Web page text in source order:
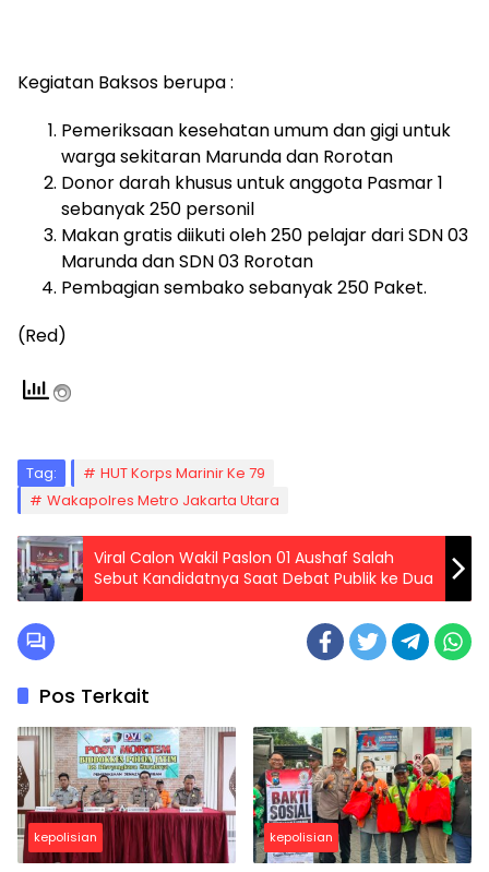
Kegiatan Baksos berupa :
Pemeriksaan kesehatan umum dan gigi untuk
warga sekitaran Marunda dan Rorotan
Donor darah khusus untuk anggota Pasmar 1
sebanyak 250 personil
Makan gratis diikuti oleh 250 pelajar dari SDN 03
Marunda dan SDN 03 Rorotan
Pembagian sembako sebanyak 250 Paket.
(Red)
Tag:
HUT Korps Marinir Ke 79
Wakapolres Metro Jakarta Utara
Viral Calon Wakil Paslon 01 Aushaf Salah
Sebut Kandidatnya Saat Debat Publik ke Dua
Pos Terkait
kepolisian kepolisian